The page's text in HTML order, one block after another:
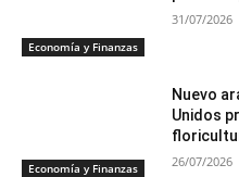
Economía y Finanzas
31/07/2026
Economía y Finanzas
Nuevo
Unidos
26/07/2026